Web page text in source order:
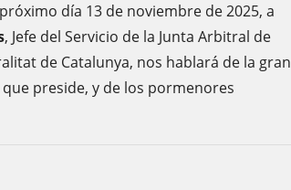
día 13 de noviembre de 2025, a
, Jefe del Servicio de la Junta Arbitral de
de Catalunya, nos hablará de la gran
preside, y de los pormenores